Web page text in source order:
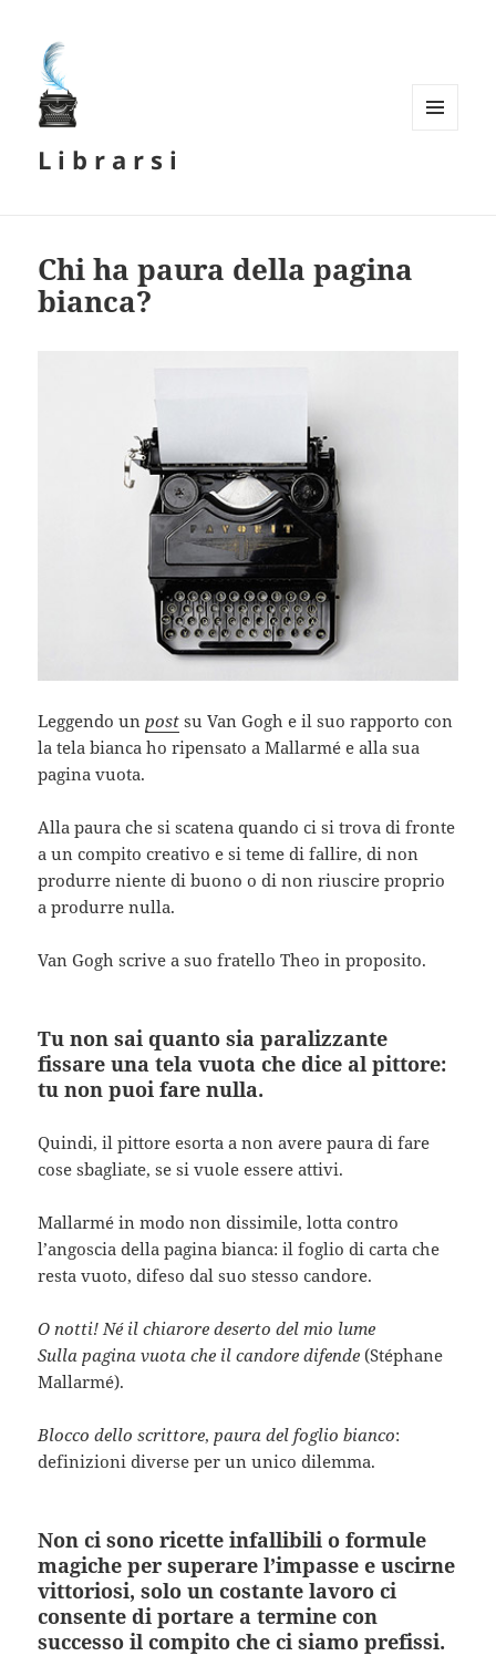
L i b r a r s i
Chi ha paura della pagina
bianca?
Leggendo un post su Van Gogh e il suo rapporto con
la tela bianca ho ripensato a Mallarmé e alla sua
pagina vuota.
Alla paura che si scatena quando ci si trova di fronte
a un compito creativo e si teme di fallire, di non
produrre niente di buono o di non riuscire proprio
a produrre nulla.
Van Gogh scrive a suo fratello Theo in proposito.
Tu non sai quanto sia paralizzante
fissare una tela vuota che dice al pittore:
tu non puoi fare nulla.
Quindi, il pittore esorta a non avere paura di fare
cose sbagliate, se si vuole essere attivi.
Mallarmé in modo non dissimile, lotta contro
l’angoscia della pagina bianca: il foglio di carta che
resta vuoto, difeso dal suo stesso candore.
O notti! Né il chiarore deserto del mio lume
Sulla pagina vuota che il candore difende (Stéphane
Mallarmé).
Blocco dello scrittore, paura del foglio bianco:
definizioni diverse per un unico dilemma.
Non ci sono ricette infallibili o formule
magiche per superare l’impasse e uscirne
vittoriosi, solo un costante lavoro ci
consente di portare a termine con
successo il compito che ci siamo prefissi.